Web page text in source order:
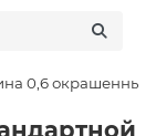
0,6 окрашенный